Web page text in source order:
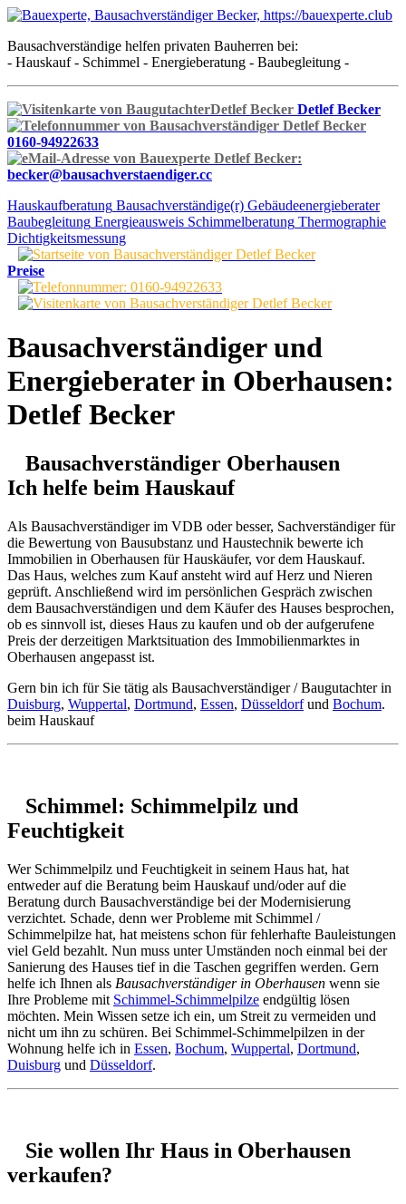
Bausachverständige helfen privaten Bauherren bei:
- Hauskauf - Schimmel - Energieberatung - Baubegleitung -
Detlef Becker
0160-94922633
becker@bausachverstaendiger.cc
Hauskaufberatung Bausachverständige(r) Gebäudeenergieberater
Baubegleitung Energieausweis Schimmelberatung Thermographie
Dichtigkeitsmessung
Preise
Bausachverständiger und
Energieberater in Oberhausen:
Detlef Becker
Bausachverständiger Oberhausen
Ich helfe beim Hauskauf
Als Bausachverständiger im VDB oder besser, Sachverständiger für
die Bewertung von Bausubstanz und Haustechnik bewerte ich
Immobilien in Oberhausen für Hauskäufer, vor dem Hauskauf.
Das Haus, welches zum Kauf ansteht wird auf Herz und Nieren
geprüft. Anschließend wird im persönlichen Gespräch zwischen
dem Bausachverständigen und dem Käufer des Hauses besprochen,
ob es sinnvoll ist, dieses Haus zu kaufen und ob der aufgerufene
Preis der derzeitigen Marktsituation des Immobilienmarktes in
Oberhausen angepasst ist.
Gern bin ich für Sie tätig als Bausachverständiger / Baugutachter in
Duisburg, Wuppertal, Dortmund, Essen, Düsseldorfund Bochum.
beim Hauskauf
Schimmel: Schimmelpilz und
Feuchtigkeit
Wer Schimmelpilz und Feuchtigkeit in seinem Haus hat, hat
entweder auf die Beratung beim Hauskauf und/oder auf die
Beratung durch Bausachverständige bei der Modernisierung
verzichtet. Schade, denn wer Probleme mit Schimmel /
Schimmelpilze hat, hat meistens schon für fehlerhafte Bauleistungen
viel Geld bezahlt. Nun muss unter Umständen noch einmal bei der
Sanierung des Hauses tief in die Taschen gegriffen werden. Gern
helfe ich Ihnen als Bausachverständiger in Oberhausen wenn sie
Ihre Probleme mit Schimmel-Schimmelpilze endgültig lösen
möchten. Mein Wissen setze ich ein, um Streit zu vermeiden und
nicht um ihn zu schüren. Bei Schimmel-Schimmelpilzen in der
Wohnung helfe ich in Essen, Bochum, Wuppertal, Dortmund,
Duisburg und Düsseldorf.
Sie wollen Ihr Haus in Oberhausen
verkaufen?